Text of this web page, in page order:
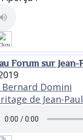
Forum sur Jean-
Bernard Domini
de Jean-